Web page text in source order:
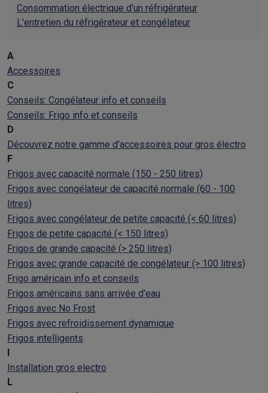
Consommation électrique d'un réfrigérateur
L'entretien du réfrigérateur et congélateur
A
Accessoires
C
Conseils: Congélateur info et conseils
Conseils: Frigo info et conseils
D
Découvrez notre gamme d'accessoires pour gros électro
F
Frigos avec capacité normale (150 - 250 litres)
Frigos avec congélateur de capacité normale (60 - 100
litres)
Frigos avec congélateur de petite capacité (< 60 litres)
Frigos de petite capacité (< 150 litres)
Frigos de grande capacité (> 250 litres)
Frigos avec grande capacité de congélateur (> 100 litres)
Frigo américain info et conseils
Frigos américains sans arrivée d'eau
Frigos avec No Frost
Frigos avec refroidissement dynamique
Frigos intelligents
I
Installation gros electro
L